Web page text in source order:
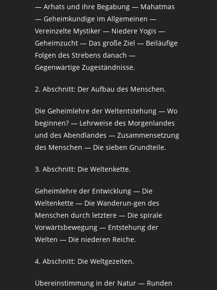
— Arhats und ihre Begabung — Mahatmas
— Geheimkundige im Allgemeinen —
Vereinzelte Mystiker — Niedere Yogis —
Geheimzucht — Das große Ziel — Beiläufige
Folgen des Strebens danach —
Gegenwärtige Zugeständnisse.
2. Abschnitt: Der Aufbau des Menschen.
Die Geheimlehre der Weltentstehung — Wo
beginnen? — Lehrweise des Morgenlandes
und des Abendlandes — Zusammensetzung
des Menschen — Die sieben Grundteile.
3. Abschnitt: Die Weltenkette.
Geheimlehre der Entwicklung — Die
Weltenkette — Die Wanderun-gen des
Menschen durch letztere — Die spirale
Vorwärtsbewegung — Entstehung der
Welten — Die niederen Reiche.
4. Abschnitt: Die Weltgezeiten.
Übereinstimmung in der Natur — Runden